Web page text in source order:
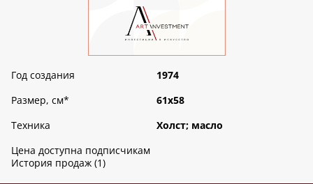
Год создания
1974
Размер, см*
61х58
Техника
Холст; масло
Цена доступна подписчикам
История продаж (1)